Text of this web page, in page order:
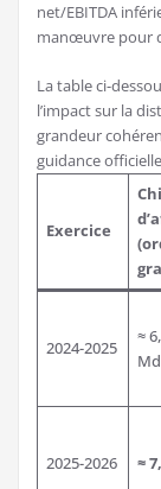
net/EBITDA
manœuvre pour
La table ci-
l’impact sur la
grandeur
guidance
Exercice
2024-2025
≈
2025-2026 ≈